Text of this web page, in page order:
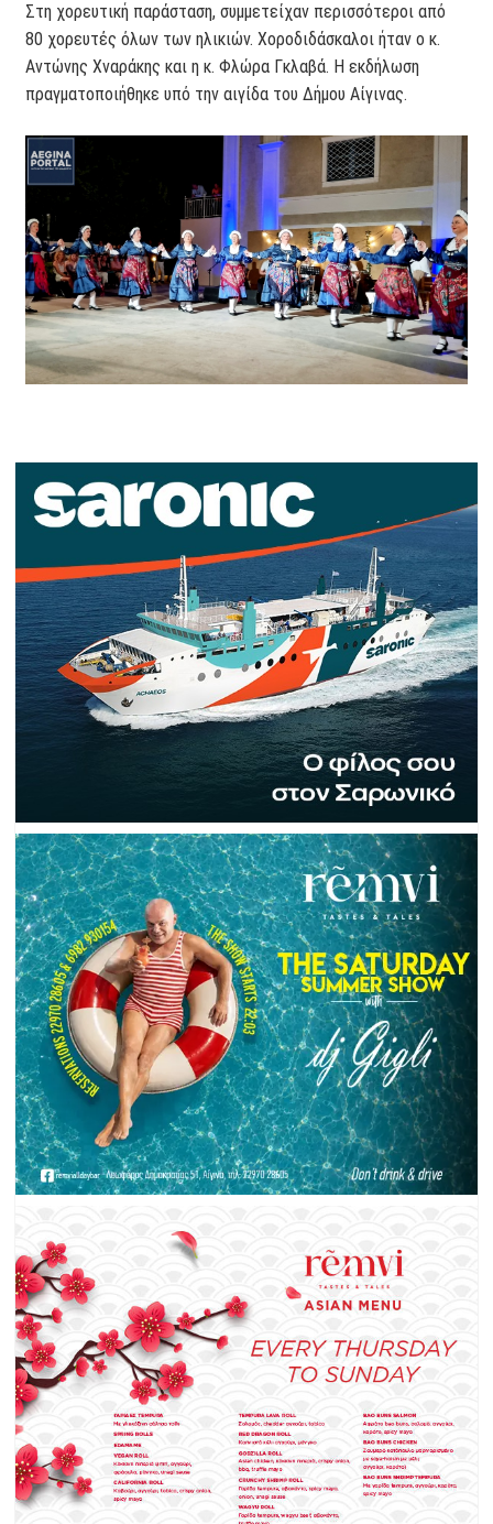
Στη χορευτική παράσταση, συμμετείχαν περισσότεροι από
80 χορευτές όλων των ηλικιών. Χοροδιδάσκαλοι ήταν ο κ.
Αντώνης Χναράκης και η κ. Φλώρα Γκλαβά. Η εκδήλωση
πραγματοποιήθηκε υπό την αιγίδα του Δήμου Αίγινας.